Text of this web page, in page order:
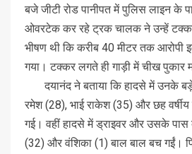
बजे जीटी रोड पानीपत में पुलिस लाइन के
ओवरटेक कर रहे ट्रक चालक ने उन्हें
भीषण थी कि करीब 40 मीटर तक आरोपी
गया। टक्कर लगते ही गाड़ी में चीख पुकार
दयानंद ने बताया कि हादसे में उनके
रमेश (28), भाई राकेश (35) और छह वर्षीय
गई। वहीं हादसे में ड्राइवर और उसके पास
(32) और वंशिका (1) बाल बाल बच गईं।